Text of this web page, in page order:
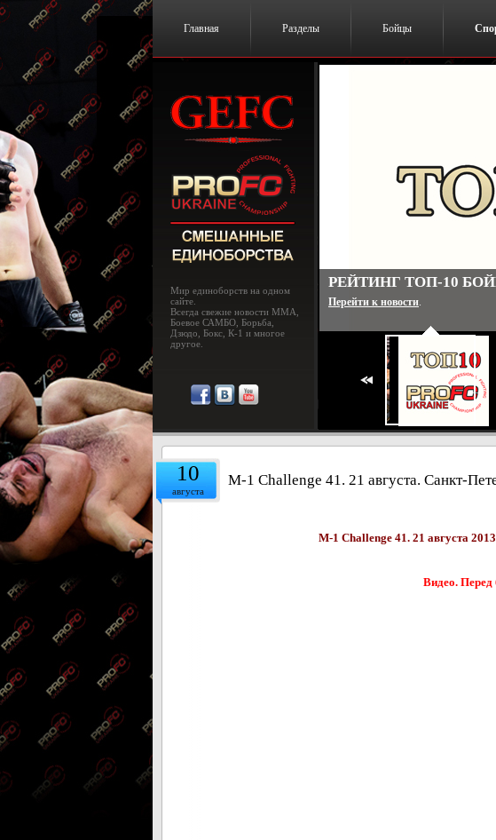
Главная Разделы Бойцы
Мир единоборств на одном
сайте.
Всегда свежие новости MMA,
Боевое САМБО, Борьба,
Дзюдо, Бокс, К-1 и многое
другое.
РЕЙТИНГ ТОП-10
Перейти к новости.
10
августа
M-1 Challenge 41. 21 августа. Санкт-
M-1 Challenge 41. 21 августа
Видео. Перед